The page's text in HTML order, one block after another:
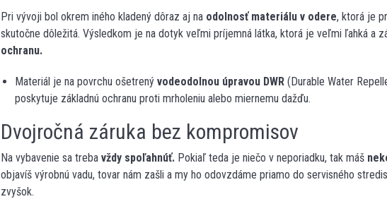
Pri vývoji bol okrem iného kladený dôraz aj na odolnosť materiálu v odere, ktorá je
skutočne dôležitá. Výsledkom je na dotyk veľmi príjemná látka, ktorá je veľmi ľahká a
ochranu.
Materiál je na povrchu ošetrený vodeodolnou úpravou DWR (Durable Water
poskytuje základnú ochranu proti mrholeniu alebo miernemu dažďu.
Dvojročná záruka bez kompromisov
Na vybavenie sa treba vždy spoľahnúť. Pokiaľ teda je niečo v neporiadku, tak máš
objavíš výrobnú vadu, tovar nám zašli a my ho odovzdáme priamo do servisného
zvyšok.